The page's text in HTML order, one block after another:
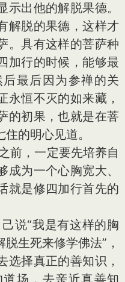
出他的解脱果德。
解脱的果德，这样才
。具有这样的菩萨种
加行的时候，能够最
最后因为参禅的关
永恒不灭的如来藏，
的初果，也就是在菩
的明心见道。
，一定要先培养自
为一个心胸宽大、
就是修四加行首先的
“我是有这样的胸
生死来修学佛法”，
选择真正的善知识，
场，去亲近真善知